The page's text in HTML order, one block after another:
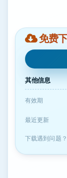
免费
其他信息
有效期
最近更新
下载遇到问题